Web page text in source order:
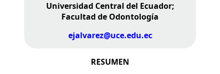
Universidad Central del Ecuador;
Facultad de Odontología
ejalvarez@uce.edu.ec
RESUMEN